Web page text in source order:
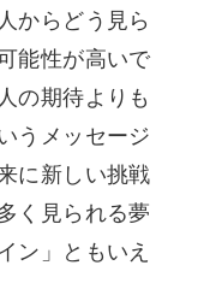
からどう見ら
能性が高いで
の期待よりも
うメッセージ
に新しい挑戦
く見られる夢
ン」ともいえ